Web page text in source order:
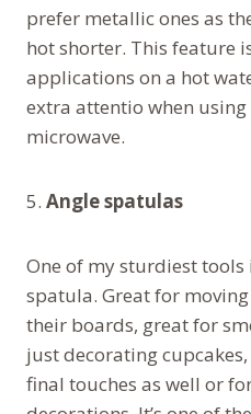
prefer metallic ones as
hot shorter. This feature
applications on a hot
extra attentio when using
microwave.
5. Angle spatulas
One of my sturdiest
spatula. Great for
their boards, great for
just decorating
final touches as well or